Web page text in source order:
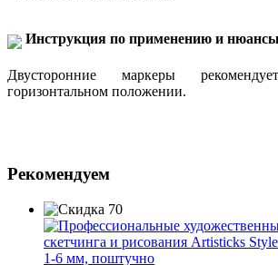
Инструкция по применению и нюансы
Двусторонние маркеры
горизонтальном положении.
Рекомендуем